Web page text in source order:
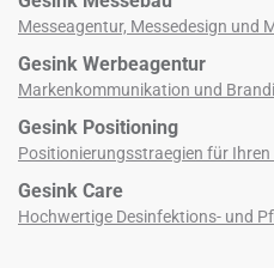
Messeagentur, Messedesign und
Gesink Werbeagentur
Markenkommunikation und
Gesink Positioning
Positionierungsstraegien für Ihren
Gesink Care
Hochwertige Desinfektions­- und